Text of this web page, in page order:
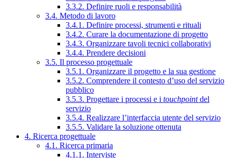
3.3.2. Definire ruoli e responsabilità
3.4. Metodo di lavoro
3.4.1. Definire processi, strumenti e rituali
3.4.2. Curare la documentazione di progetto
3.4.3. Organizzare tavoli tecnici collaborativi
3.4.4. Prendere decisioni
3.5. Il processo progettuale
3.5.1. Organizzare il progetto e la sua gestione
3.5.2. Comprendere il contesto d’uso del servizio
pubblico
3.5.3. Progettare i processi e i touchpointdel
servizio
3.5.4. Realizzare l’interfaccia utente del servizio
3.5.5. Validare la soluzione ottenuta
4. Ricerca progettuale
4.1. Ricerca primaria
4.1.1. Interviste